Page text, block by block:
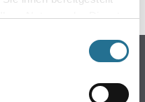
Nutzung der Dienste